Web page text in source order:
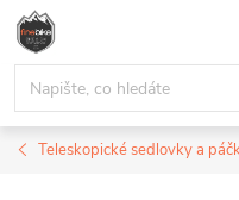
Přejít
obsah
Teleskopické sedlovky a